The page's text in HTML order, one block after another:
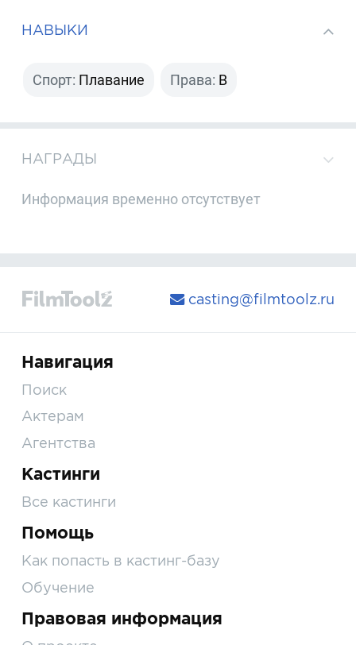
НАВЫКИ
Спорт: Плавание Права: B
НАГРАДЫ
Информация временно отсутствует
casting@filmtoolz.ru
Навигация
Поиск
Актерам
Агентства
Кастинги
Все кастинги
Помощь
Как попасть в кастинг-базу
Обучение
Правовая информация